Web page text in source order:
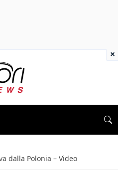
dalla Polonia – Video
×